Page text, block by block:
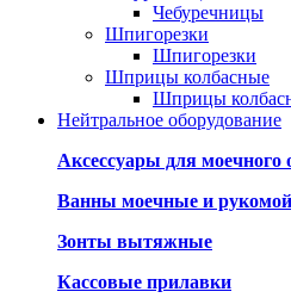
Чебуречницы
Шпигорезки
Шпигорезки
Шприцы колбасные
Шприцы
Нейтральное оборудование
Аксессуары для моечного
Ванны моечные и
Зонты вытяжные
Кассовые прилавки